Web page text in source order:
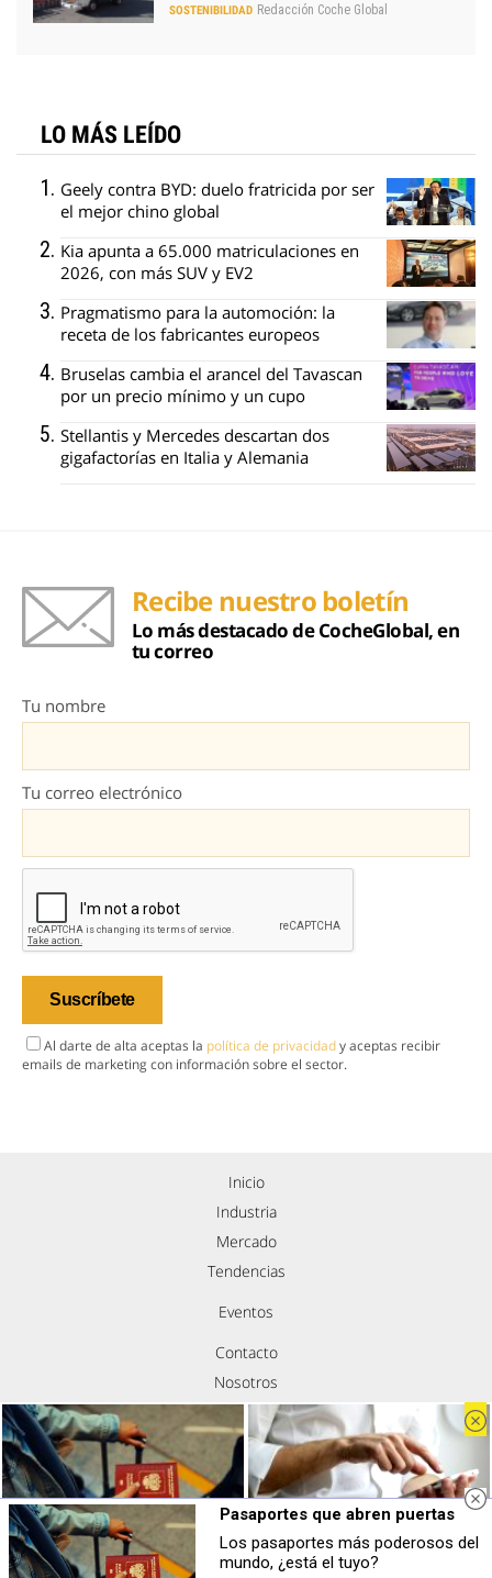
SOSTENIBILIDAD Redacción Coche Global
LO MÁS LEÍDO
Geely contra BYD: duelo fratricida por ser
el mejor chino global
Kia apunta a 65.000 matriculaciones en
2026, con más SUV y EV2
Pragmatismo para la automoción: la
receta de los fabricantes europeos
Bruselas cambia el arancel del Tavascan
por un precio mínimo y un cupo
Stellantis y Mercedes descartan dos
gigafactorías en Italia y Alemania
Recibe nuestro boletín
Lo más destacado de CocheGlobal, en
tu correo
Tu nombre
Tu correo electrónico
Al darte de alta aceptas la política de privacidady aceptas recibir
emails de marketing con información sobre el sector.
Inicio
Industria
Mercado
Tendencias
Eventos
Contacto
Nosotros
Política de privacidad
Aviso legal
Política de cookies
Síguenos
Pasaportes que abren puertas
Los pasaportes más poderosos del
No creerás estas apps
¿Sabías que estas apps existen y son
Pasaportes que abren puertas
Los pasaportes más poderosos del
mundo, ¿está el tuyo?